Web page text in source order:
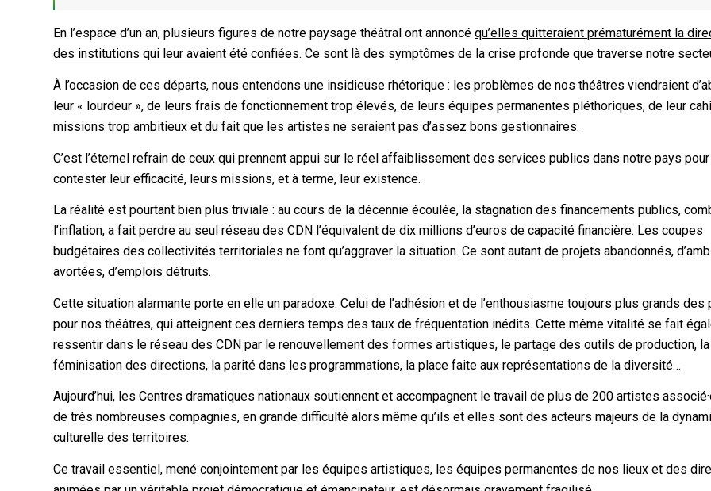
En l’espace d’un an, plusieurs figures de notre paysage théâtral ont annoncéqu’elles quitteraient prématurément la
des institutions qui leur avaient été confiées. Ce sont là des symptômes de la crise profonde que traverse notre
À l’occasion de ces départs, nous entendons une insidieuse rhétorique : les problèmes de nos théâtres viendraient
leur « lourdeur », de leurs frais de fonctionnement trop élevés, de leurs équipes permanentes pléthoriques, de leur
missions trop ambitieux et du fait que les artistes ne seraient pas d’assez bons gestionnaires.
C’est l’éternel refrain de ceux qui prennent appui sur le réel affaiblissement des services publics dans notre pays pour
contester leur efficacité, leurs missions, et à terme, leur existence.
La réalité est pourtant bien plus triviale : au cours de la décennie écoulée, la stagnation des financements publics,
l’inflation, a fait perdre au seul réseau des CDN l’équivalent de dix millions d’euros de capacité financière. Les coupes
budgétaires des collectivités territoriales ne font qu’aggraver la situation. Ce sont autant de projets abandonnés,
avortées, d’emplois détruits.
Cette situation alarmante porte en elle un paradoxe. Celui de l’adhésion et de l’enthousiasme toujours plus grands des
pour nos théâtres, qui atteignent ces derniers temps des taux de fréquentation inédits. Cette même vitalité se fait
ressentir dans le réseau des CDN par le renouvellement des formes artistiques, le partage des outils de production, la
féminisation des directions, la parité dans les programmations, la place faite aux représentations de la diversité…
Aujourd’hui, les Centres dramatiques nationaux soutiennent et accompagnent le travail de plus de 200 artistes
de très nombreuses compagnies, en grande difficulté alors même qu’ils et elles sont des acteurs majeurs de la
culturelle des territoires.
Ce travail essentiel, mené conjointement par les équipes artistiques, les équipes permanentes de nos lieux et des